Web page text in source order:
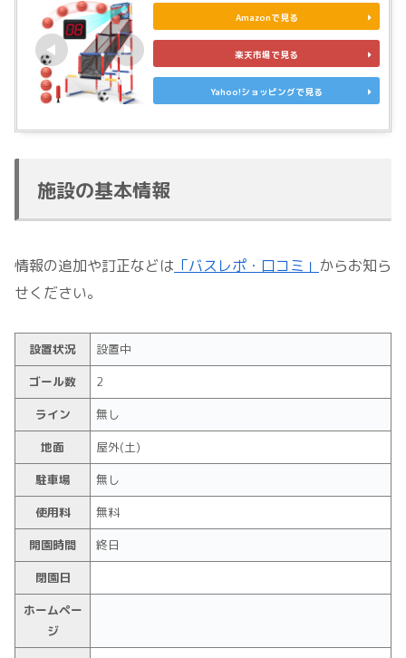
Amazonで見る
楽天市場で見る
Yahoo!ショッピングで見る
施設の基本情報
情報の追加や訂正などは 「バスレポ・口コミ」 からお知ら
せください。
設置状況
設置中
ゴール数
2
ライン
無し
地面
屋外(土)
駐車場
無し
使用料
無料
開園時間
終日
閉園日
ホームペー
ジ